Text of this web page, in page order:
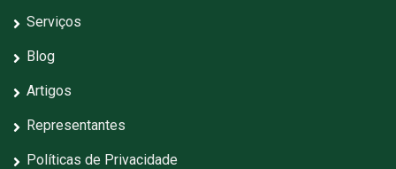
Serviços
Blog
Artigos
Representantes
Políticas de Privacidade